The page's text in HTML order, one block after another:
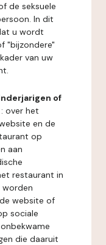
de seksuele
In dit
u wordt
"bijzondere"
van uw
of
: over het
en de
op
aan
restaurant in
worden
website of
sociale
die daaruit